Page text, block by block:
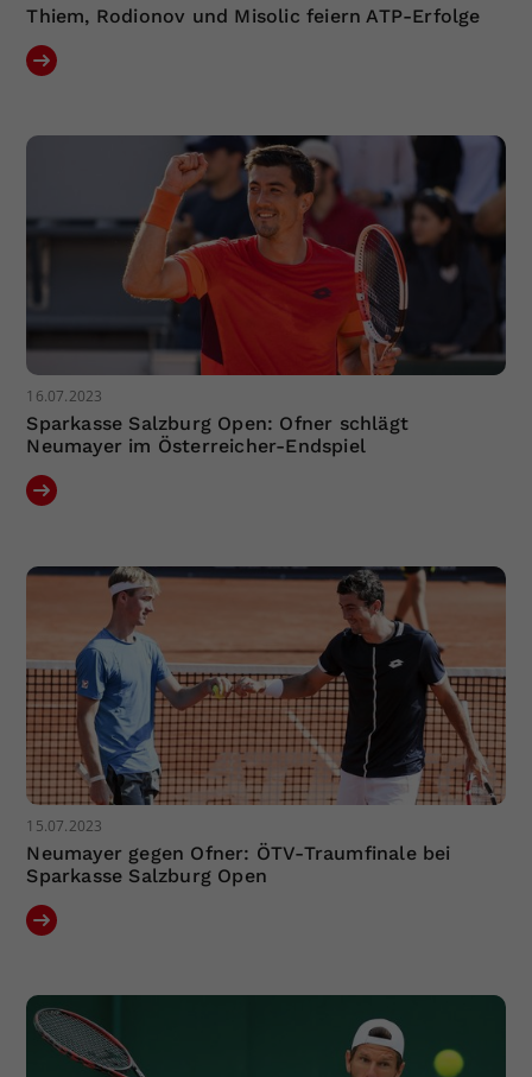
Thiem, Rodionov und Misolic feiern ATP-Erfolge
16.07.2023
Sparkasse Salzburg Open: Ofner schlägt
Neumayer im Österreicher-Endspiel
15.07.2023
Neumayer gegen Ofner: ÖTV-Traumfinale bei
Sparkasse Salzburg Open